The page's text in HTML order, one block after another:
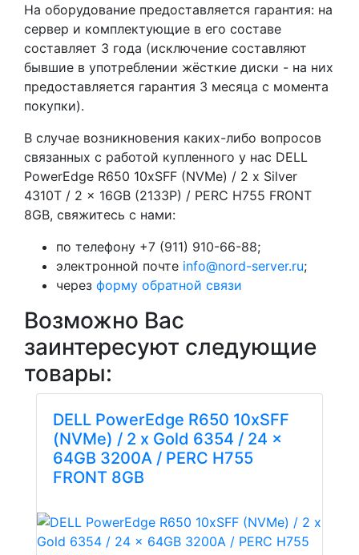
На оборудование предоставляется гарантия: на
сервер и комплектующие в его составе
составляет 3 года (исключение составляют
бывшие в употреблении жёсткие диски - на них
предоставляется гарантия 3 месяца с момента
покупки).
В случае возникновения каких-либо вопросов
связанных с работой купленного у нас DELL
PowerEdge R650 10xSFF (NVMe) / 2 x Silver
4310T / 2 x 16GB (2133P) / PERC H755 FRONT
8GB, свяжитесь с нами:
по телефону +7 (911) 910-66-88;
электронной почте info@nord-server.ru;
через форму обратной связи
Возможно Вас
заинтересуют следующие
товары:
DELL PowerEdge R650 10xSFF
(NVMe) / 2 x Gold 6354 / 24 x
64GB 3200A / PERC H755
FRONT 8GB